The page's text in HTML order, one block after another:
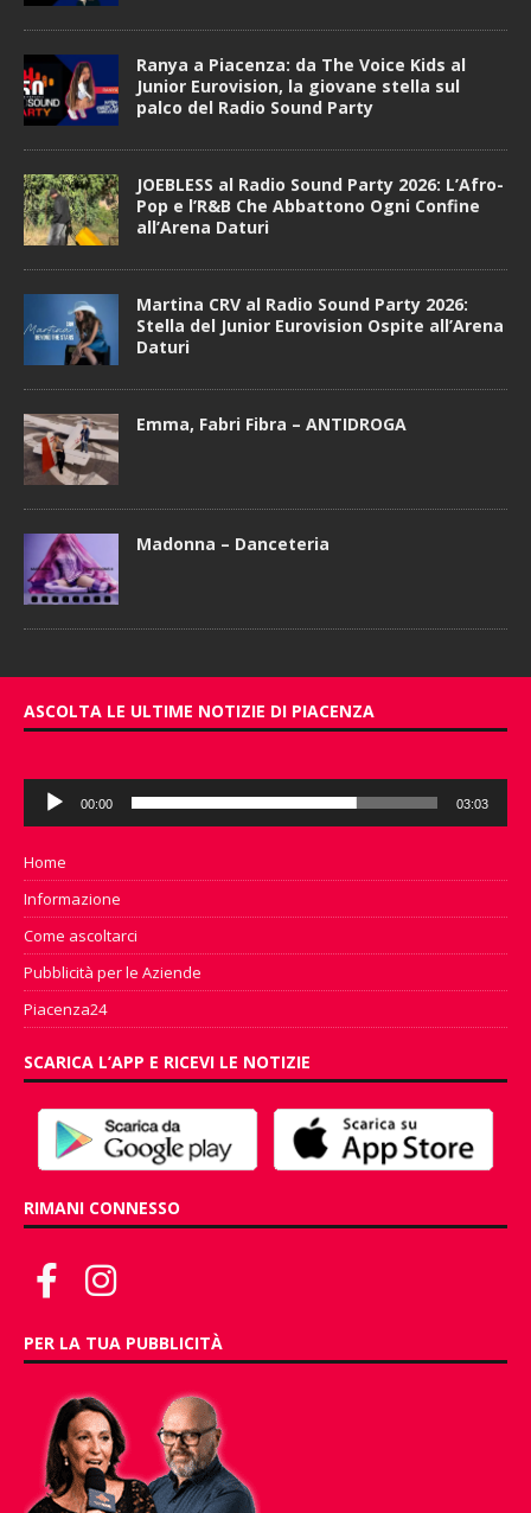
Ranya a Piacenza: da The Voice Kids al
Junior Eurovision, la giovane stella sul
palco del Radio Sound Party
JOEBLESS al Radio Sound Party 2026: L’Afro-
Pop e l’R&B Che Abbattono Ogni Confine
all’Arena Daturi
Martina CRV al Radio Sound Party 2026:
Stella del Junior Eurovision Ospite all’Arena
Daturi
Emma, Fabri Fibra – ANTIDROGA
Madonna – Danceteria
ASCOLTA LE ULTIME NOTIZIE DI PIACENZA
Audio
Player
00:00 03:03
Home
Informazione
Come ascoltarci
Pubblicità per le Aziende
Piacenza24
SCARICA L’APP E RICEVI LE NOTIZIE
RIMANI CONNESSO
PER LA TUA PUBBLICITÀ